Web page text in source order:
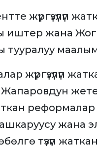
жүргүзүлүп
иштер жана
тууралуу
жүргүзүлүп
реформалар
жана
түзүп